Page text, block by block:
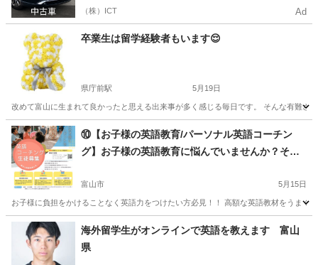
（株）ICT Ad
卒業生は留学経験者もいます😌
県庁前駅 5月19日
改めて富山に生まれて良かったと思える出来事が多く感じる毎日です。 そんな有難
富山 富山市 県庁前駅 英会話 レッスン
⑩【お子様の英語教育/パーソナル英語コーチン
グ】お子様の英語教育に悩んでいませんか？その
英語教育がママが自宅で語りかけるだけでOK！最
も効果的な方法を無料で体験してみませんか？無
料体験セッションは今だけ！お急ぎください‼
富山市 5月15日
お子様に負担をかけることなく英語力をつけたい方必見！！ 高額な英語教材をうま
富山 富山市 英語 ママ
海外留学生がオンラインで英語を教えます 富山
県